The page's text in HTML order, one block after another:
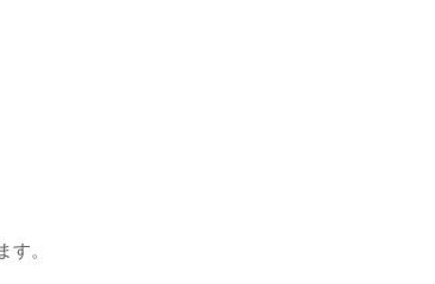
。